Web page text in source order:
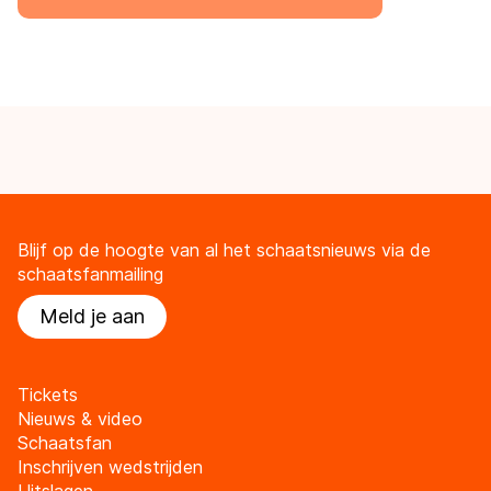
Blijf op de hoogte van al het schaatsnieuws via de
schaatsfanmailing
Meld je aan
Tickets
Nieuws & video
Schaatsfan
Inschrijven wedstrijden